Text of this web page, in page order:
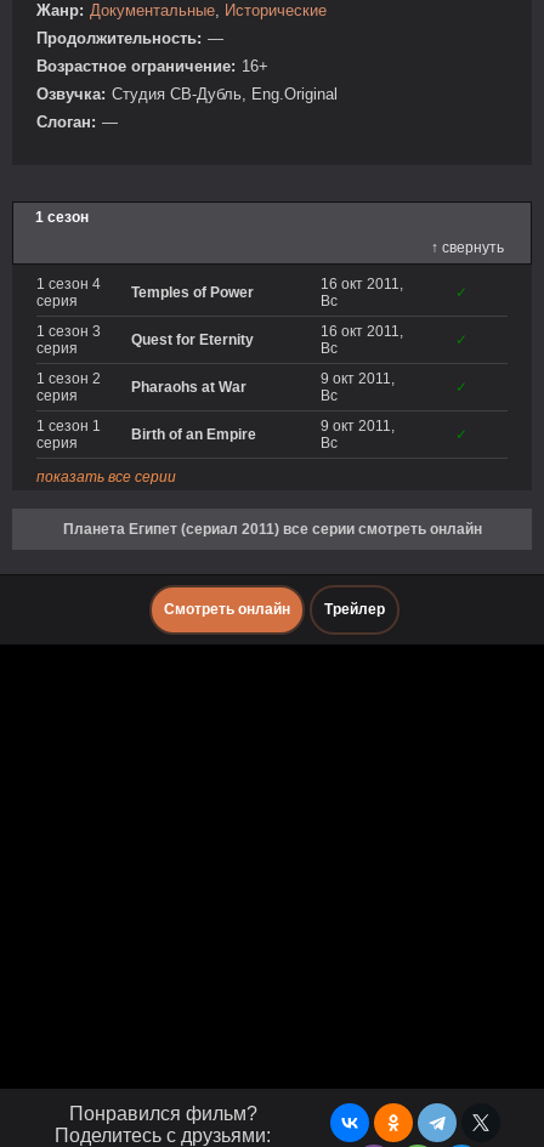
Жанр: Документальные, Исторические
Продолжительность: —
Возрастное ограничение: 16+
Озвучка: Студия СВ-Дубль, Eng.Original
Слоган: —
1 сезон
↑ свернуть
1 сезон 4
серия
Temples of Power
16 окт 2011,
Вс
✓
1 сезон 3
серия
Quest for Eternity
16 окт 2011,
Вс
✓
1 сезон 2
серия
Pharaohs at War
9 окт 2011,
Вс
✓
1 сезон 1
серия
Birth of an Empire
9 окт 2011,
Вс
✓
показать все серии
Планета Египет (сериал 2011) все серии смотреть онлайн
Смотреть онлайн Трейлер
Понравился фильм?
Поделитесь с друзьями: